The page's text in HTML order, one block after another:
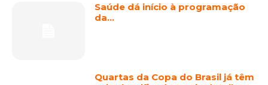
Saúde dá início à programação
da…
Quartas da Copa do Brasil já têm